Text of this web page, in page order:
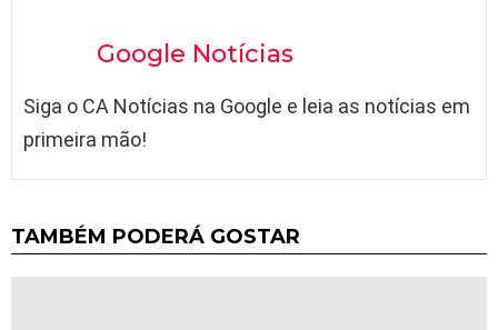
Google Notícias
Siga o CA Notícias na Google e leia as notícias em
primeira mão!
TAMBÉM PODERÁ GOSTAR